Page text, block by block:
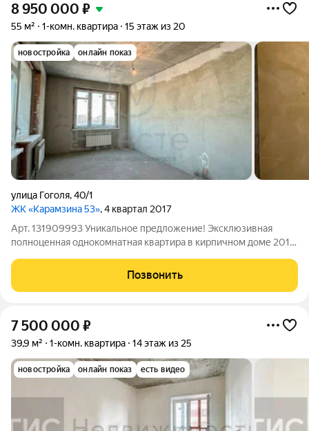
8 950 000 ₽
55 м² 1-комн. квартира 15 этаж из 20
новостройка онлайн показ
улица Гоголя,40/1
ЖК «Карамзина 53», 4 квартал 2017
Арт. 131909993 Уникальное предложение! Эксклюзивная
полноценная однокомнатная квартира в кирпичном доме 2018
ходьбы от станции метро "Маршала Покрышкина". Квартира
буквально залита солнечным
Позвонить
7 500 000 ₽
39,9 м² 1-комн. квартира 14 этаж из 25
новостройка онлайн показ есть видео